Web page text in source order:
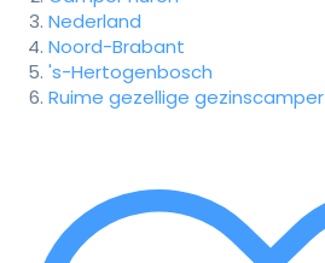
Nederland
Noord-Brabant
's-Hertogenbosch
Ruime gezellige gezinscamper